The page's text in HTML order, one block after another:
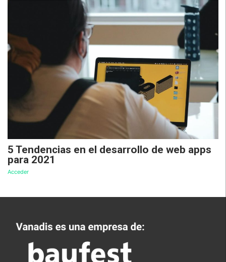
5 Tendencias en el desarrollo de web apps
para 2021
Acceder